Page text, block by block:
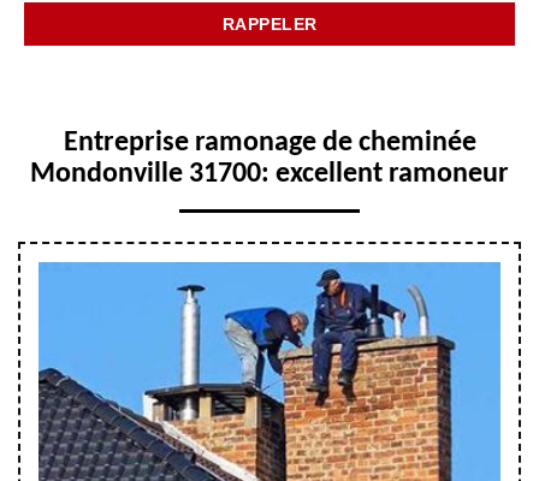
Entreprise ramonage de cheminée
Mondonville 31700: excellent ramoneur